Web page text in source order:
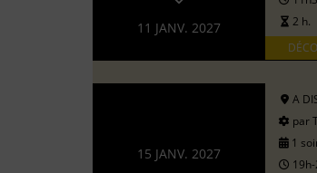
11 JANV. 2027
2 h.
15 JANV. 2027
A
par
1